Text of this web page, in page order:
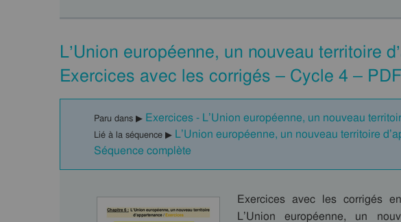
L’Union européenne, un nouveau territoire
Exercices avec les corrigés – Cycle 4 –
Paru dans ▶ Exercices - L’Union européenne, un nouveau
Lié à la séquence ▶ L’Union européenne, un nouveau territoire
Séquence complète
Exercices avec les corrigés
L’Union européenne, un